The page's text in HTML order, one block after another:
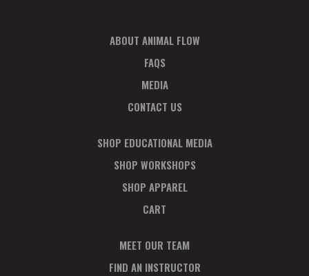
ABOUT ANIMAL FLOW
FAQS
MEDIA
CONTACT US
SHOP EDUCATIONAL MEDIA
SHOP WORKSHOPS
SHOP APPAREL
CART
MEET OUR TEAM
FIND AN INSTRUCTOR